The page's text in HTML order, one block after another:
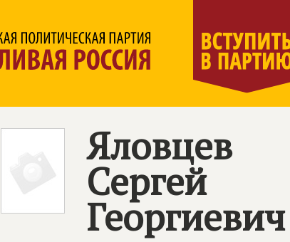
Яловцев
Сергей
Георгиевич